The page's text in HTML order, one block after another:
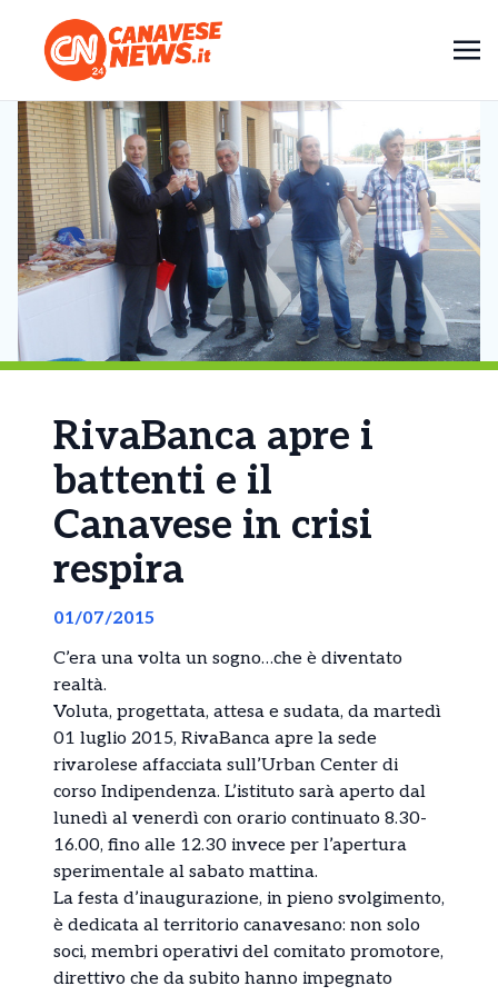
RivaBanca apre i
battenti e il
Canavese in crisi
respira
01/07/2015
C’era una volta un sogno…che è diventato
realtà.
Voluta, progettata, attesa e sudata, da martedì
01 luglio 2015, RivaBanca apre la sede
rivarolese affacciata sull’Urban Center di
corso Indipendenza. L’istituto sarà aperto dal
lunedì al venerdì con orario continuato 8.30-
16.00, fino alle 12.30 invece per l’apertura
sperimentale al sabato mattina.
La festa d’inaugurazione, in pieno svolgimento,
è dedicata al territorio canavesano: non solo
soci, membri operativi del comitato promotore,
direttivo che da subito hanno impegnato